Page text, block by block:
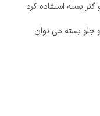
بسته استفاده کرد
جلو بسته می توان